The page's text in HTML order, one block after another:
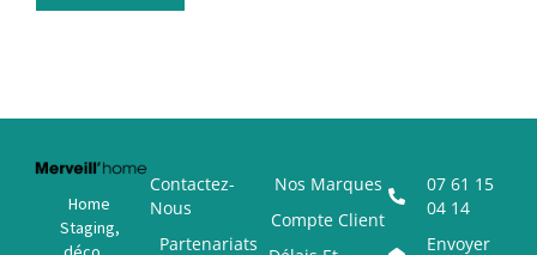
Home
Staging,
Contactez-
Nous
Partenariats
Nos Marques
Compte Client
07 61 15
04 14
Envoyer